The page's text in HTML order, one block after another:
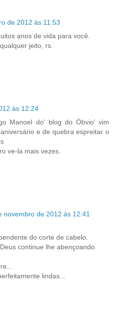
de 2012 às 11:53
anos de vida para você.
jeito, rs.
às 12:24
Manoel do' blog do Óbvio' vim
e de quebra espreitar o
ve-la mais vezes.
novembro de 2012 às 12:41
do corte de cabelo.
continue lhe abençoando.
lindas...